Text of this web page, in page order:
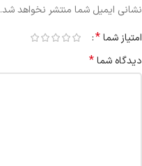
نشانی ایمیل شما منتشر نخواهد شد.
امتیاز شما*
دیدگاه شما*